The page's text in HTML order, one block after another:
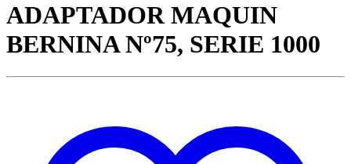
ADAPTADOR MAQUIN
BERNINA Nº75, SERIE 1000